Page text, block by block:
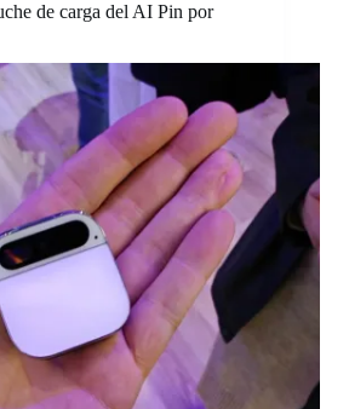
de carga del AI Pin por